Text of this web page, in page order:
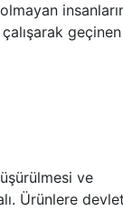
geçinen
ve
Ürünlere devlet